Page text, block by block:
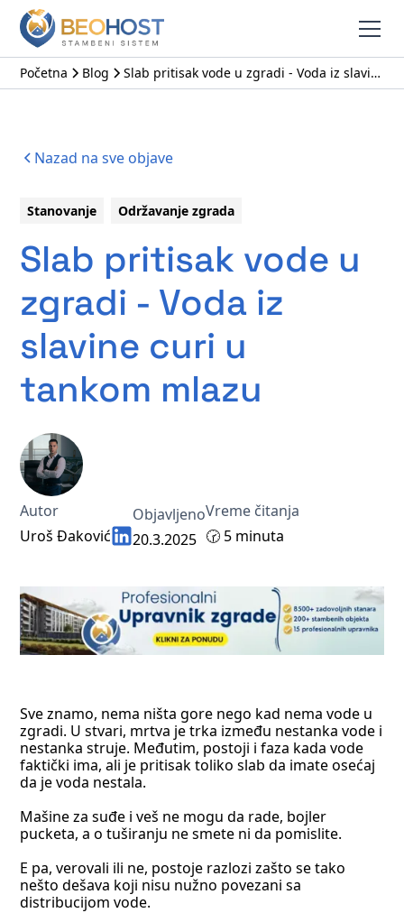
Početna Blog Slab pritisak vode u zgradi - Voda iz slavine curi u tankom mlazu
Nazad na sve objave
Stanovanje Održavanje zgrada
Slab pritisak vode u
zgradi - Voda iz
slavine curi u
tankom mlazu
Autor
Uroš Đaković
Objavljeno
20.3.2025
Vreme čitanja
🕝 5 minuta
Sve znamo, nema ništa gore nego kad nema vode u
zgradi. U stvari, mrtva je trka između nestanka vode i
nestanka struje. Međutim, postoji i faza kada vode
faktički ima, ali je pritisak toliko slab da imate osećaj
da je voda nestala.
Mašine za suđe i veš ne mogu da rade, bojler
pucketa, a o tuširanju ne smete ni da pomislite.
E pa, verovali ili ne, postoje razlozi zašto se tako
nešto dešava koji nisu nužno povezani sa
distribucijom vode.